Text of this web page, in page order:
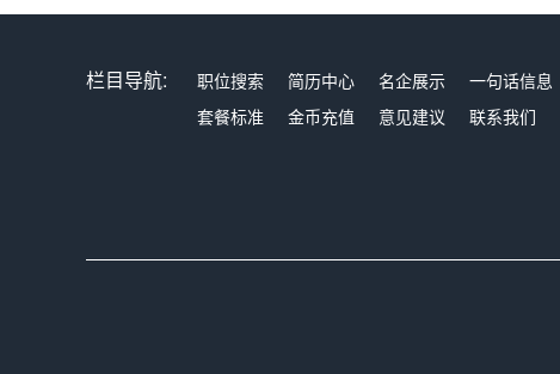
栏目导航: 职位搜索 简历中心 名企展示 一句话信息
套餐标准
金币充值 意见建议 联系我们